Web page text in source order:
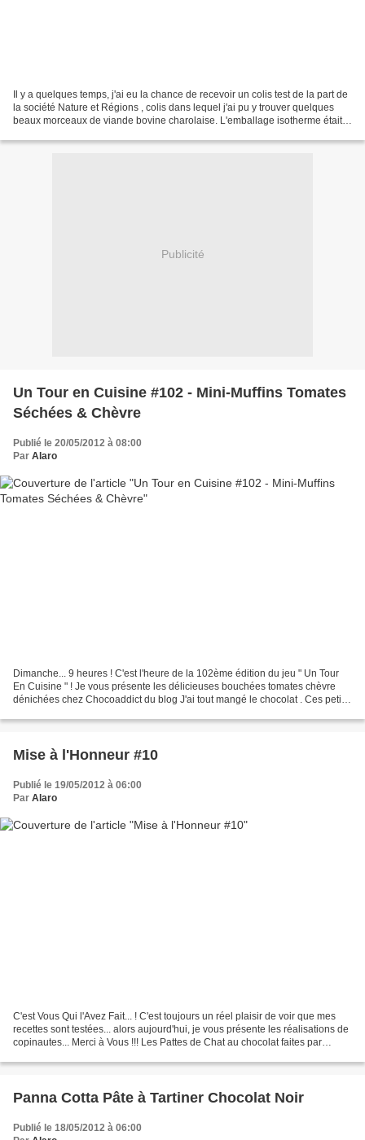
Il y a quelques temps, j'ai eu la chance de recevoir un colis test de la part de
la société Nature et Régions , colis dans lequel j'ai pu y trouver quelques
beaux morceaux de viande bovine charolaise. L'emballage isotherme était
Publicité
Un Tour en Cuisine #102 - Mini-Muffins Tomates
Séchées & Chèvre
Publié le 20/05/2012 à 08:00
Par Alaro
Dimanche... 9 heures ! C'est l'heure de la 102ème édition du jeu " Un Tour
En Cuisine " ! Je vous présente les délicieuses bouchées tomates chèvre
dénichées chez Chocoaddict du blog J'ai tout mangé le chocolat . Ces petits
Mise à l'Honneur #10
Publié le 19/05/2012 à 06:00
Par Alaro
C'est Vous Qui l'Avez Fait... ! C'est toujours un réel plaisir de voir que mes
recettes sont testées... alors aujourd'hui, je vous présente les réalisations de
copinautes... Merci à Vous !!! Les Pattes de Chat au chocolat faites par
Panna Cotta Pâte à Tartiner Chocolat Noir
Publié le 18/05/2012 à 06:00